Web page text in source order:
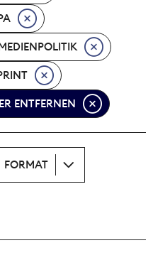
Preis
ENTFERNEN
FORMAT